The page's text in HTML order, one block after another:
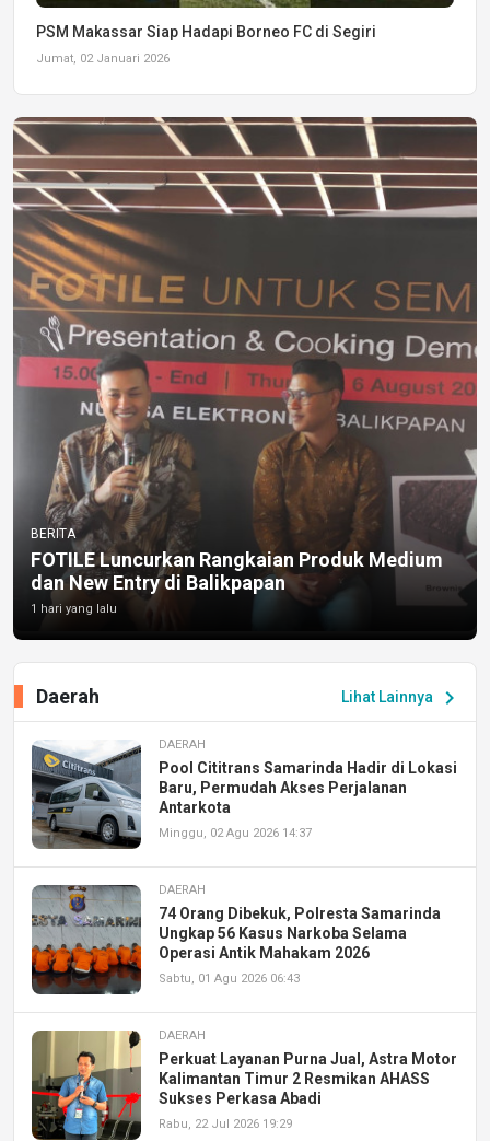
PSM Makassar Siap Hadapi Borneo FC di Segiri
Jumat, 02 Januari 2026
BERITA
FOTILE Luncurkan Rangkaian Produk Medium
dan New Entry di Balikpapan
1 hari yang lalu
Lihat Lainnya chevron_right
Daerah
DAERAH
Pool Cititrans Samarinda Hadir di Lokasi
Baru, Permudah Akses Perjalanan
Antarkota
Minggu, 02 Agu 2026 14:37
DAERAH
74 Orang Dibekuk, Polresta Samarinda
Ungkap 56 Kasus Narkoba Selama
Operasi Antik Mahakam 2026
Sabtu, 01 Agu 2026 06:43
DAERAH
Perkuat Layanan Purna Jual, Astra Motor
Kalimantan Timur 2 Resmikan AHASS
Sukses Perkasa Abadi
Rabu, 22 Jul 2026 19:29